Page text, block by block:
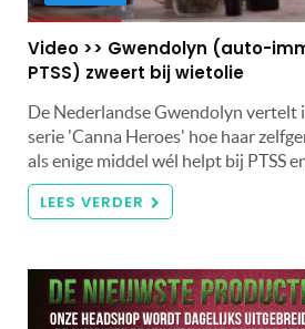
Video >> Gwendolyn (auto-
PTSS) zweert bij wietolie
De Nederlandse Gwendolyn vertelt
serie 'Canna Heroes' hoe haar
als enige middel wél helpt bij PTSS
LEES VERDER